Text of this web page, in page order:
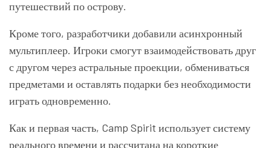
путешествий по острову.
Кроме того, разработчики добавили асинхронный
мультиплеер. Игроки смогут взаимодействовать друг
с другом через астральные проекции, обмениваться
предметами и оставлять подарки без необходимости
играть одновременно.
Как и первая часть, Camp Spirit использует систему
реального времени и рассчитана на короткие